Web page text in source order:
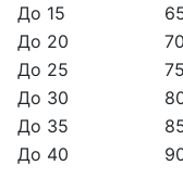
До 15
До 20
До 25
До 30
До 35
До 40